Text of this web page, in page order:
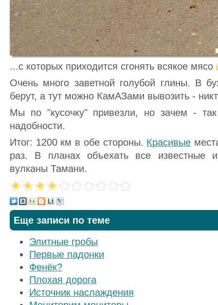
...с которых приходится сгонять всякое мясо
Очень много заветной голубой глины. В
берут, а тут можно КамАЗами вывозить -
Мы по "кусочку" привезли, но зачем -
надобности.
Итог: 1200 км в обе стороны. Красивые
раз. В планах объехать все известные и
вулканы Тамани.
Еще записи по теме
Элитные гробы
Первые падонки
Фенёк?
Плохая дорога
Источник наслаждения